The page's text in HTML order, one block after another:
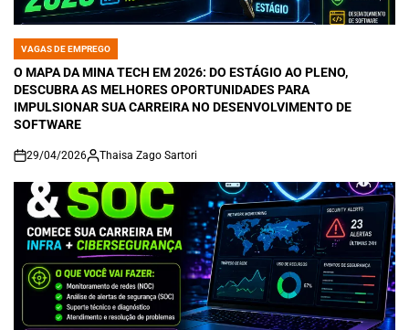
POSTED
IN
VAGAS DE EMPREGO
O MAPA DA MINA TECH EM 2026: DO ESTÁGIO AO PLENO,
DESCUBRA AS MELHORES OPORTUNIDADES PARA
IMPULSIONAR SUA CARREIRA NO DESENVOLVIMENTO DE
SOFTWARE
on
29/04/2026 Thaisa Zago Sartori